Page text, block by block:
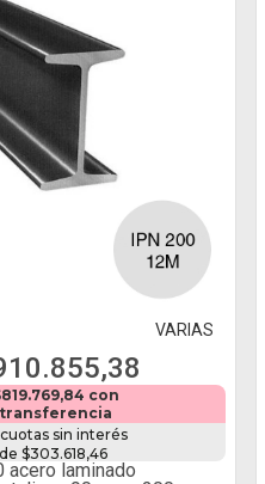
VARIAS
con
transferencia
sin interés
de $303.618,46
acero laminado